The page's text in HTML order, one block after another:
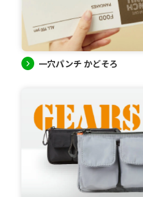
一穴パンチ かどそろ